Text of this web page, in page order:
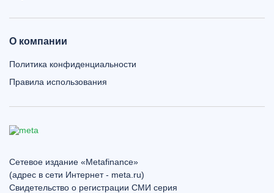
О компании
Политика конфиденциальности
Правила использования
Сетевое издание «Metafinance»
(адрес в сети Интернет - meta.ru)
Свидетельство о регистрации СМИ серия